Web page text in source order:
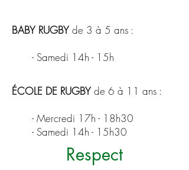
BABY RUGBYde 3 à 5 ans :
- Samedi 14h - 15h
ÉCOLE DE RUGBYde 6 à 11 ans :
- Mercredi 17h - 18h30
- Samedi 14h - 15h30
Respect